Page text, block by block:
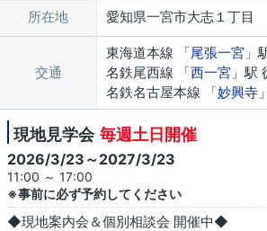
所在地 愛知県一宮市大志１丁目
交通
東海道本線 「尾張一宮 」
名鉄尾西線 「西一宮 」駅
名鉄名古屋本線 「妙興寺
現地見学会 毎週土日開催
2026/3/23～2027/3/23
11:00 ～ 17:00
※事前に必ず予約してください
◆現地案内会＆個別相談会 開催中◆